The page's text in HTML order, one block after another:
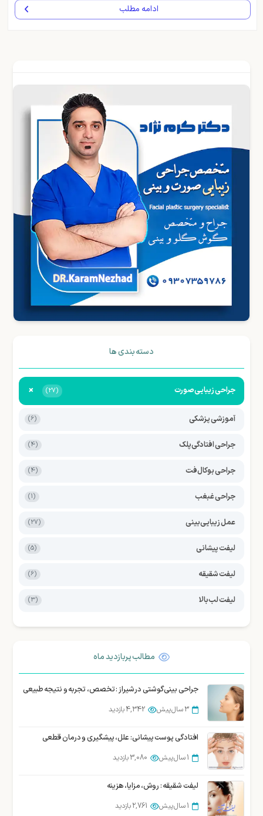
ادامه مطلب
دسته بندی ها
جراحی زیبایی صورت (27)
+
آموزشی پزشکی (6)
جراحی افتادگی پلک (4)
جراحی بوکال فت (4)
جراحی غبغب (1)
عمل زیبایی بینی (27)
لیفت پیشانی (5)
لیفت شقیقه (6)
لیفت لب بالا (3)
مطالب پربازدید ماه
جراحی بینی گوشتی در شیراز : تخصص، تجربه و نتیجه طبیعی
3 سال پیش 4,342 بازدید
افتادگی پوست پیشانی: علل، پیشگیری و درمان قطعی
1 سال پیش 3,080 بازدید
لیفت شقیقه : روش، مزایا، هزینه
1 سال پیش 2,761 بازدید